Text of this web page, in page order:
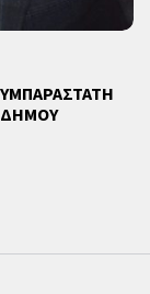
ΔΗΜΟΥ